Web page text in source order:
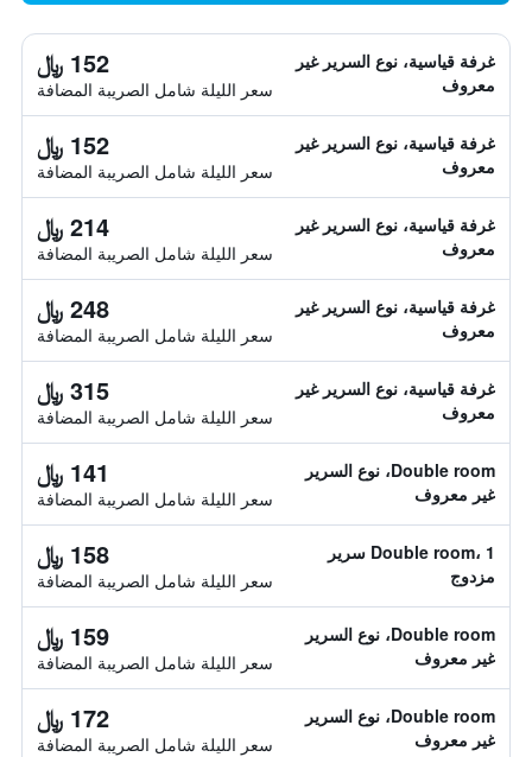
غرفة قياسية، نوع السرير غير
معروف
152 ﷼
سعر الليلة شامل الصريبة المضافة
غرفة قياسية، نوع السرير غير
معروف
152 ﷼
سعر الليلة شامل الصريبة المضافة
غرفة قياسية، نوع السرير غير
معروف
214 ﷼
سعر الليلة شامل الصريبة المضافة
غرفة قياسية، نوع السرير غير
معروف
248 ﷼
سعر الليلة شامل الصريبة المضافة
غرفة قياسية، نوع السرير غير
معروف
315 ﷼
سعر الليلة شامل الصريبة المضافة
Double room، نوع السرير
غير معروف
141 ﷼
سعر الليلة شامل الصريبة المضافة
Double room، 1 سرير
مزدوج
158 ﷼
سعر الليلة شامل الصريبة المضافة
Double room، نوع السرير
غير معروف
159 ﷼
سعر الليلة شامل الصريبة المضافة
Double room، نوع السرير
غير معروف
172 ﷼
سعر الليلة شامل الصريبة المضافة